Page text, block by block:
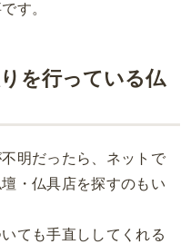
す。
を行っている仏
明だったら、ネットで
・仏具店を探すのもい
ても手直ししてくれる